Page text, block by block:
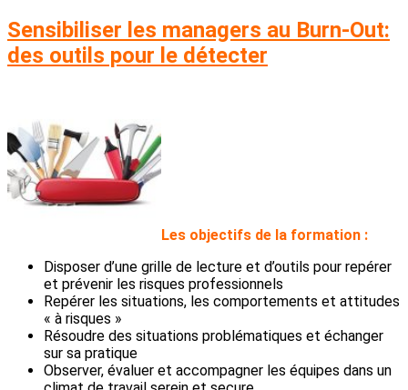
Sensibiliser les managers au Burn-Out:
des outils pour le détecter
Les objectifs de la formation :
Disposer d’une grille de lecture et d’outils pour repérer
et prévenir les risques professionnels
Repérer les situations, les comportements et attitudes
« à risques »
Résoudre des situations problématiques et échanger
sur sa pratique
Observer, évaluer et accompagner les équipes dans un